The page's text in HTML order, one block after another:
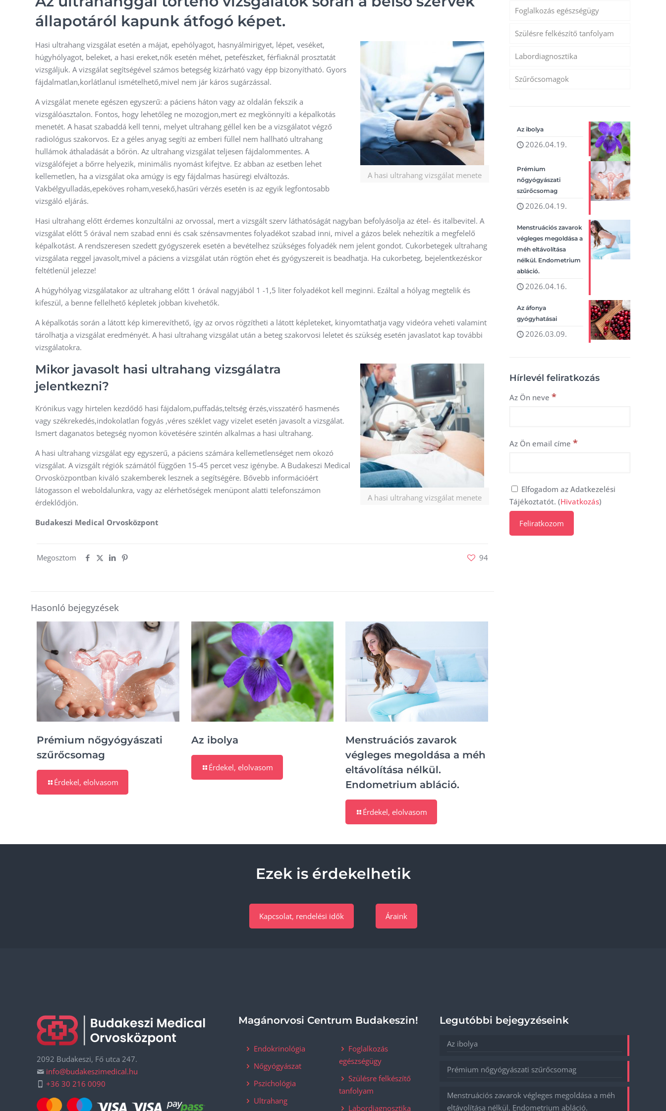
állapotáról kapunk átfogó képet.
A hasi ultrahang vizsgálat menete
Hasi ultrahang vizsgálat esetén a májat, epehólyagot, hasnyálmirigyet, lépet, veséket,
húgyhólyagot, beleket, a hasi ereket,nők esetén méhet, petefészket, férfiaknál prosztatát
vizsgáljuk. A vizsgálat segítségével számos betegség kizárható vagy épp bizonyítható. Gyors
fájdalmatlan,korlátlanul ismételhető,mivel nem jár káros sugárzással.
A vizsgálat menete egészen egyszerű: a páciens háton vagy az oldalán fekszik a
vizsgálóasztalon. Fontos, hogy lehetőleg ne mozogjon,mert ez megkönnyíti a képalkotás
menetét. A hasat szabaddá kell tenni, melyet ultrahang géllel ken be a vizsgálatot végző
radiológus szakorvos. Ez a géles anyag segíti az emberi füllel nem hallható ultrahang
hullámok áthaladását a bőrön. Az ultrahang vizsgálat teljesen fájdalommentes. A
vizsgálófejet a bőrre helyezik, minimális nyomást kifejtve. Ez abban az esetben lehet
kellemetlen, ha a vizsgálat oka amúgy is egy fájdalmas hasüregi elváltozás.
Vakbélgyulladás,epeköves roham,vesekő,hasűri vérzés esetén is az egyik legfontosabb
vizsgáló eljárás.
Hasi ultrahang előtt érdemes konzultálni az orvossal, mert a vizsgált szerv láthatóságát nagyban befolyásolja az étel- és italbevitel. A
vizsgálat előtt 5 órával nem szabad enni és csak szénsavmentes folyadékot szabad inni, mivel a gázos belek nehezítik a megfelelő
képalkotást. A rendszeresen szedett gyógyszerek esetén a bevételhez szükséges folyadék nem jelent gondot. Cukorbetegek ultrahang
vizsgálata reggel javasolt,mivel a páciens a vizsgálat után rögtön ehet és gyógyszereit is beadhatja. Ha cukorbeteg, bejelentkezéskor
feltétlenül jelezze!
A húgyhólyag vizsgálatakor az ultrahang előtt 1 órával nagyjából 1 -1,5 liter folyadékot kell meginni. Ezáltal a hólyag megtelik és
kifeszül, a benne fellelhető képletek jobban kivehetők.
A képalkotás során a látott kép kimerevíthető, így az orvos rögzítheti a látott képleteket, kinyomtathatja vagy videóra veheti valamint
tárolhatja a vizsgálat eredményét. A hasi ultrahang vizsgálat után a beteg szakorvosi leletet és szükség esetén javaslatot kap további
vizsgálatokra.
A hasi ultrahang vizsgálat menete
Mikor javasolt hasi ultrahang vizsgálatra
jelentkezni?
Krónikus vagy hirtelen kezdődő hasi fájdalom,puffadás,teltség érzés,visszatérő hasmenés
vagy székrekedés,indokolatlan fogyás ,véres széklet vagy vizelet esetén javasolt a vizsgálat.
Ismert daganatos betegség nyomon követésére szintén alkalmas a hasi ultrahang.
A hasi ultrahang vizsgálat egy egyszerű, a páciens számára kellemetlenséget nem okozó
vizsgálat. A vizsgált régiók számától függően 15-45 percet vesz igénybe. A Budakeszi Medical
Orvosközpontban kiváló szakemberek lesznek a segítségére. Bővebb információért
látogasson el weboldalunkra, vagy az elérhetőségek menüpont alatti telefonszámon
érdeklődjön.
Budakeszi Medical Orvosközpont
Megosztom 94
Hasonló bejegyzések
Prémium nőgyógyászati
szűrőcsomag
Érdekel, elolvasom
Az ibolya
Érdekel, elolvasom
Menstruációs zavarok
végleges megoldása a méh
eltávolítása nélkül.
Endometrium abláció.
Érdekel, elolvasom
Foglalkozás egészségügy
Szülésre felkészítő tanfolyam
Labordiagnosztika
Szűrőcsomagok
Az ibolya
2026.04.19.
Prémium
nőgyógyászati
szűrőcsomag
2026.04.19.
Menstruációs zavarok
végleges megoldása a
méh eltávolítása
nélkül. Endometrium
abláció.
2026.04.16.
Az áfonya
gyógyhatásai
2026.03.09.
Hírlevél feliratkozás
Az Ön neve *
Az Ön email címe *
Elfogadom az Adatkezelési
Tájékoztatót. (Hivatkozás)
Ezek is érdekelhetik
Kapcsolat, rendelési idők Áraink
2092 Budakeszi, Fő utca 247.
info@budakeszimedical.hu
+36 30 216 0090
Magánorvosi Centrum Budakeszin!
Endokrinológia
Nőgyógyászat
Pszichológia
Ultrahang
Foglalkozás
egészségügy
Szülésre felkészítő
tanfolyam
Labordiagnosztika
Legutóbbi bejegyzéseink
Az ibolya
Prémium nőgyógyászati szűrőcsomag
Menstruációs zavarok végleges megoldása a méh
eltávolítása nélkül. Endometrium abláció.